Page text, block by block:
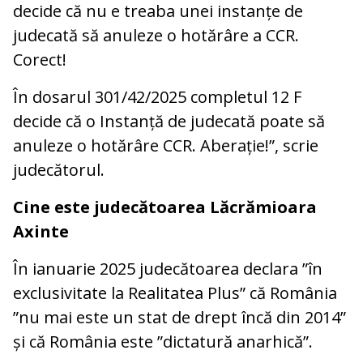
decide că nu e treaba unei instanțe de
judecată să anuleze o hotărâre a CCR.
Corect!
În dosarul 301/42/2025 completul 12 F
decide că o Instanță de judecată poate să
anuleze o hotărâre CCR. Aberație!”, scrie
judecătorul.
Cine este judecătoarea Lăcrămioara
Axinte
În ianuarie 2025 judecătoarea declara ”în
exclusivitate la Realitatea Plus” că România
”nu mai este un stat de drept încă din 2014”
și că România este ”dictatură anarhică”.